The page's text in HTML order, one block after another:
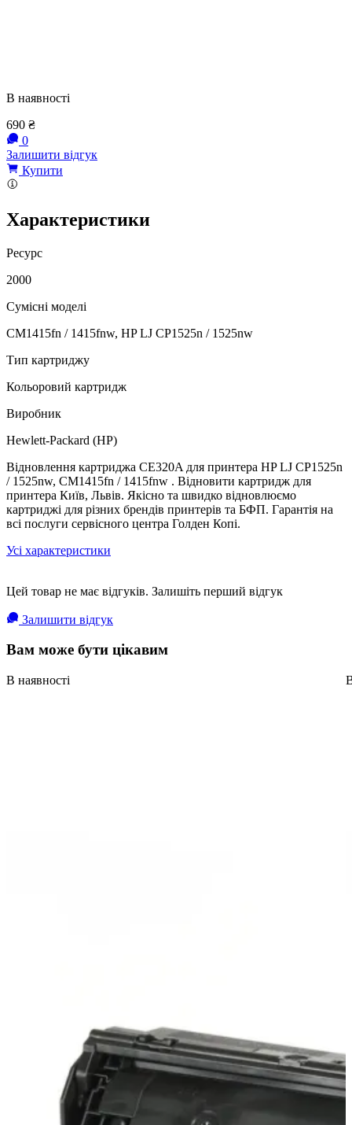
В наявності
690 ₴
0
Залишити відгук
Купити
Характеристики
Ресурс
2000
Сумісні моделі
CM1415fn / 1415fnw, HP LJ CP1525n / 1525nw
Тип картриджу
Кольоровий картридж
Виробник
Hewlett-Packard (HP)
Відновлення картриджа CE320A для принтера HP LJ CP1525n
/ 1525nw, CM1415fn / 1415fnw . Відновити картридж для
принтера Київ, Львів. Якісно та швидко відновлюємо
картриджі для різних брендів принтерів та БФП. Гарантія на
всі послуги сервісного центра Голден Копі.
Усі характеристики
Цей товар не має відгуків. Залишіть перший відгук
Залишити відгук
Вам може бути цікавим
В наявності